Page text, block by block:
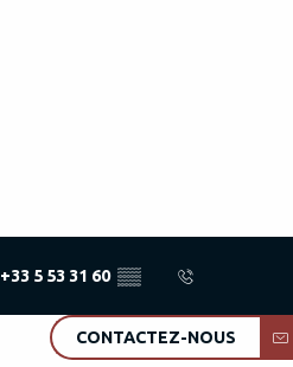
+33 5 53 31 60 ▒▒
CONTACTEZ-NOUS